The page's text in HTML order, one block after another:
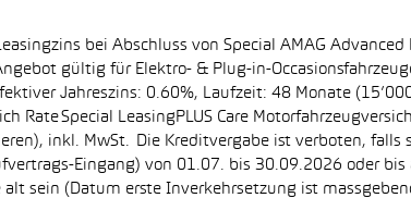
bei Abschluss von Special AMAG
gültig für Elektro- & Plug-in-
Jahreszins: 0.60%, Laufzeit: 48 Monate
Rate Special LeasingPLUS Care
inkl. MwSt. Die Kreditvergabe ist verboten,
Eingang) von 01.07. bis 30.09.2026 oder
sein (Datum erste Inverkehrsetzung ist